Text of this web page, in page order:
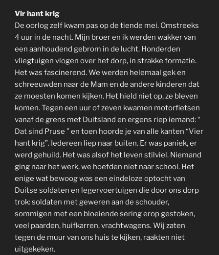
Vir hant krig
De oorlog zelf kwam pas op de tiende mei. Omstreeks
4 uur in de nacht. Mijn broer en ik werden wakker van
een aanhoudend gebrom in de lucht. Honderden
vliegtuigen vlogen over het dorp, in strakke formatie.
Het was fascinerend. We werden helemaal gek en
schreeuwden naar de Mam en de andere kinderen dat
ze moesten komen kijken. Het hield niet op, ze bleven
komen. Tegen een uur of zeven kwamen motorfietsen
vanaf de grens met Duitsland en ergens riep iemand: “
Dat sind Pruse ” en toen hoorde je van alle kanten “Vier
hant krig”. Iedereen liep naar buiten. Er was paniek, er
werd gehuild. Het was alsof het leven stilviel. Niemand
ging naar het werk, we hoefden niet naar school. Het
enige wat bewoog was een eindeloze optocht van
Duitse soldaten en legervoertuigen die door ons dorp
trok: soldaten met geweren aan de schouder,
sommigen met een bloeiende sering erop gestoken,
veel paarden, huifkarren, vrachtwagens. Wij zaten
tegen de muur van ons huis te kijken, raakten niet
uitgekeken.